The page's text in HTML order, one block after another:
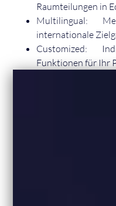
Raumteilungen in
Multilingual:
internationale
Customized:
Funktionen für Ihr